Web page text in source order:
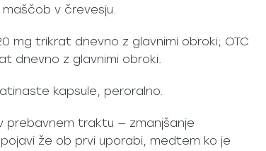
v črevesju.
mg trikrat dnevno z glavnimi obroki; OTC
dnevno z glavnimi obroki.
kapsule, peroralno.
prebavnem traktu — zmanjšanje
že ob prvi uporabi, medtem ko je